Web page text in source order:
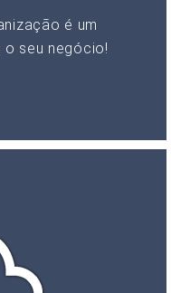
é um
seu negócio!